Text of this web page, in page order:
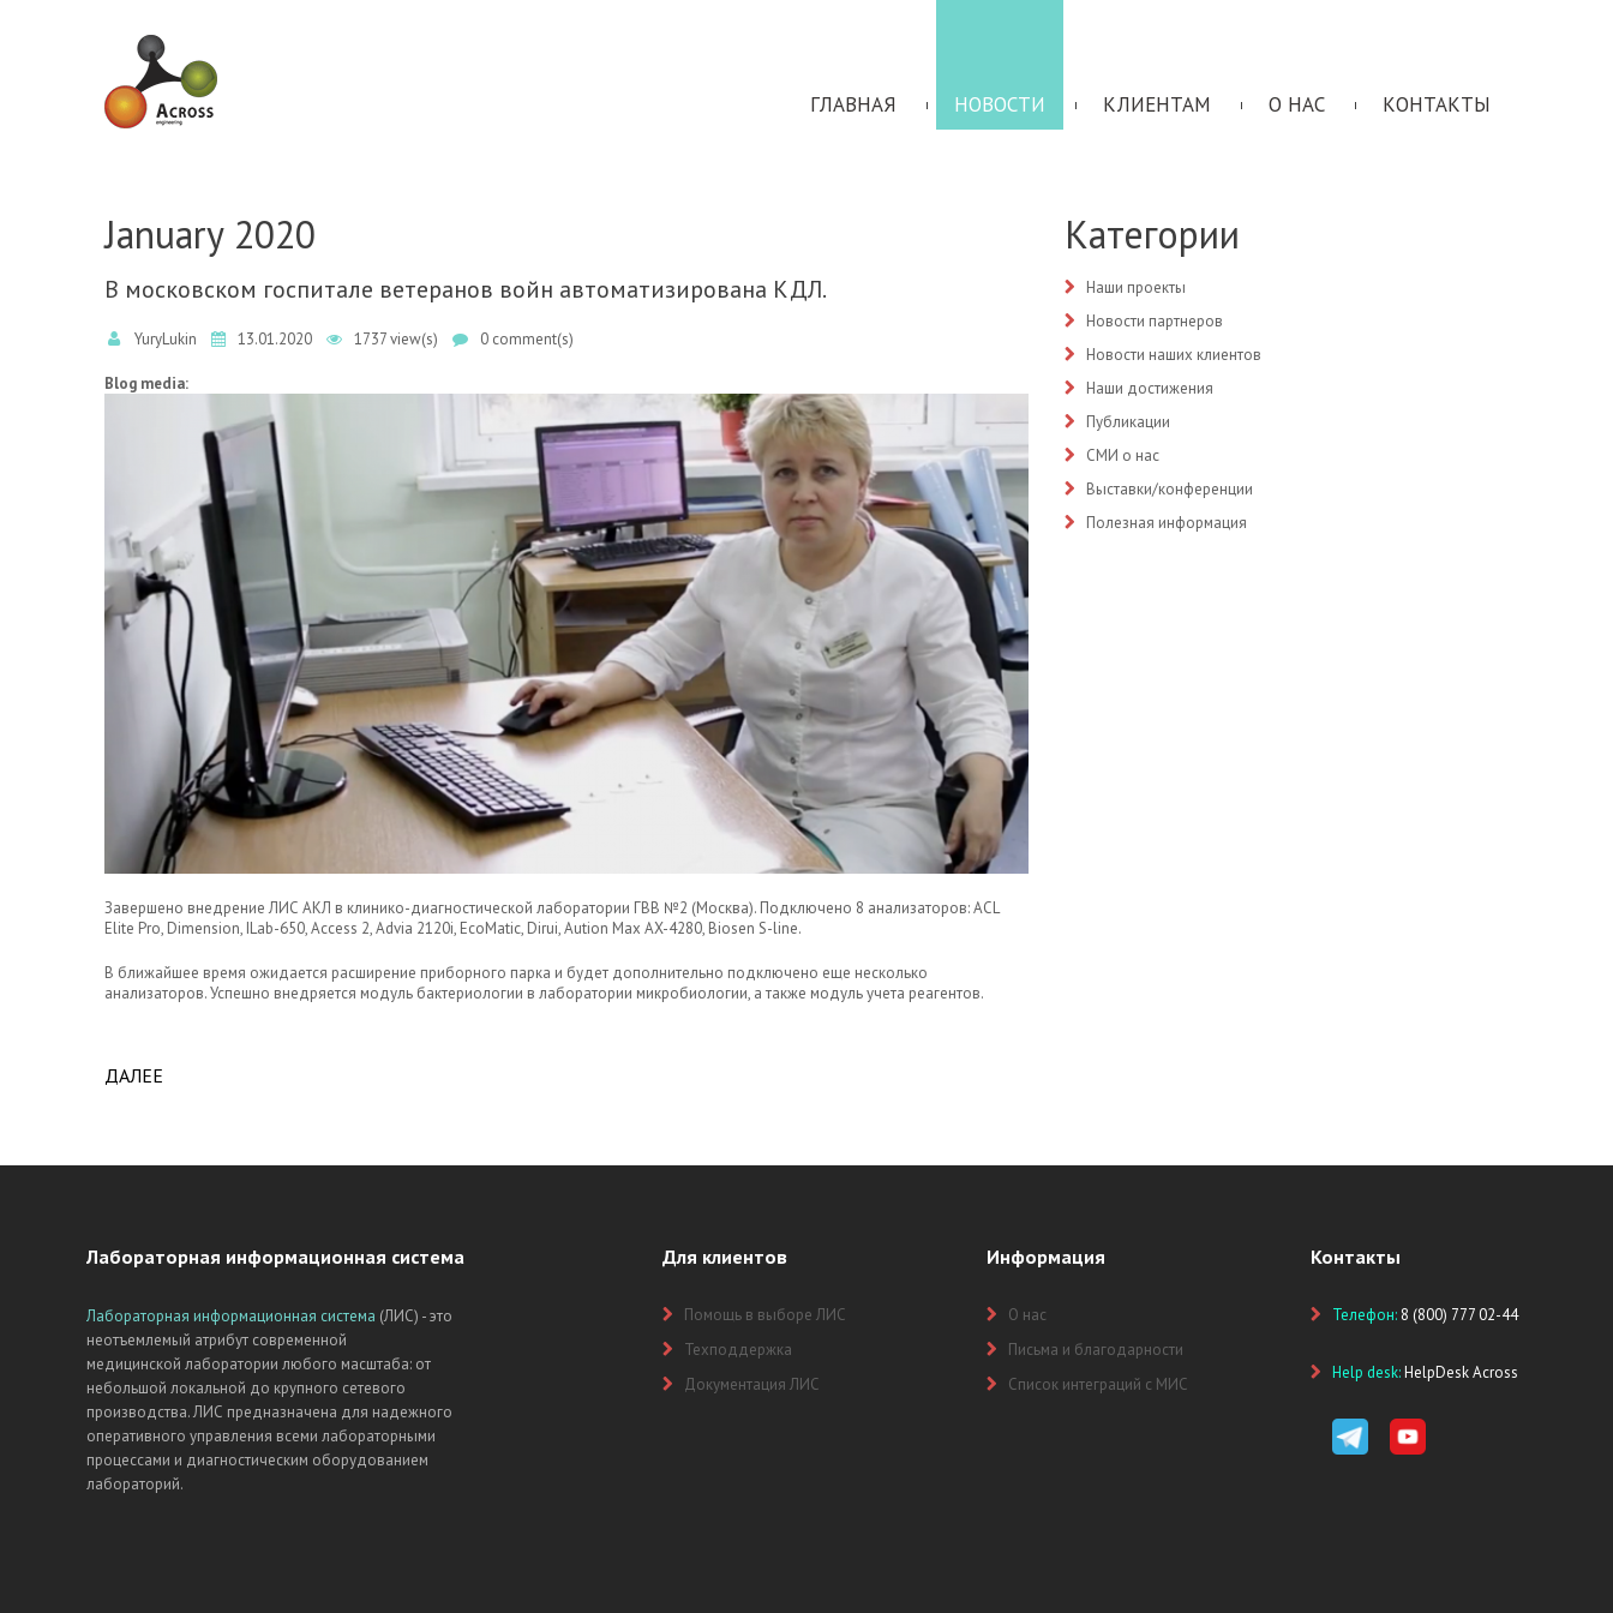
ГЛАВНАЯ НОВОСТИ КЛИЕНТАМ О НАС КОНТАКТЫ
January 2020
В московском госпитале ветеранов войн автоматизирована КДЛ.
YuryLukin 13.01.2020 1737 view(s) 0 comment(s)
Blog media:
Завершено внедрение ЛИС АКЛ в клинико-диагностической лаборатории ГВВ №2 (Москва). Подключено 8 анализаторов: ACL
Elite Pro, Dimension, ILab-650, Access 2, Advia 2120i, EcoMatic, Dirui, Aution Max AX-4280, Biosen S-line.
В ближайшее время ожидается расширение приборного парка и будет дополнительно подключено еще несколько
анализаторов. Успешно внедряется модуль бактериологии в лаборатории микробиологии, а также модуль учета реагентов.
ДАЛЕЕ
Категории
Наши проекты
Новости партнеров
Новости наших клиентов
Наши достижения
Публикации
СМИ о нас
Выставки/конференции
Полезная информация
Лабораторная информационная система
Лабораторная информационная система (ЛИС) - это
неотъемлемый атрибут современной
медицинской лаборатории любого масштаба: от
небольшой локальной до крупного сетевого
производства. ЛИС предназначена для надежного
оперативного управления всеми лабораторными
процессами и диагностическим оборудованием
лабораторий.
Для клиентов
Помощь в выборе ЛИС
Техподдержка
Документация ЛИС
Информация
О нас
Письма и благодарности
Список интеграций с МИС
Контакты
Телефон: 8 (800) 777 02-44
Help desk:HelpDesk Across